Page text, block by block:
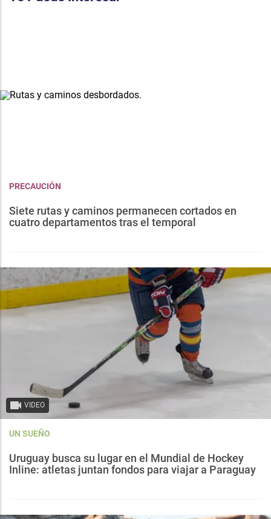
PRECAUCIÓN
Siete rutas y caminos permanecen cortados en
cuatro departamentos tras el temporal
VIDEO
UN SUEÑO
Uruguay busca su lugar en el Mundial de Hockey
Inline: atletas juntan fondos para viajar a Paraguay